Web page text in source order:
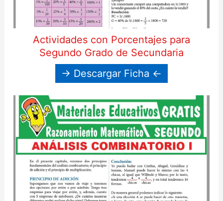
Actividades con Porcentajes para
Segundo Grado de Secundaria
→ Descargar Ficha ←